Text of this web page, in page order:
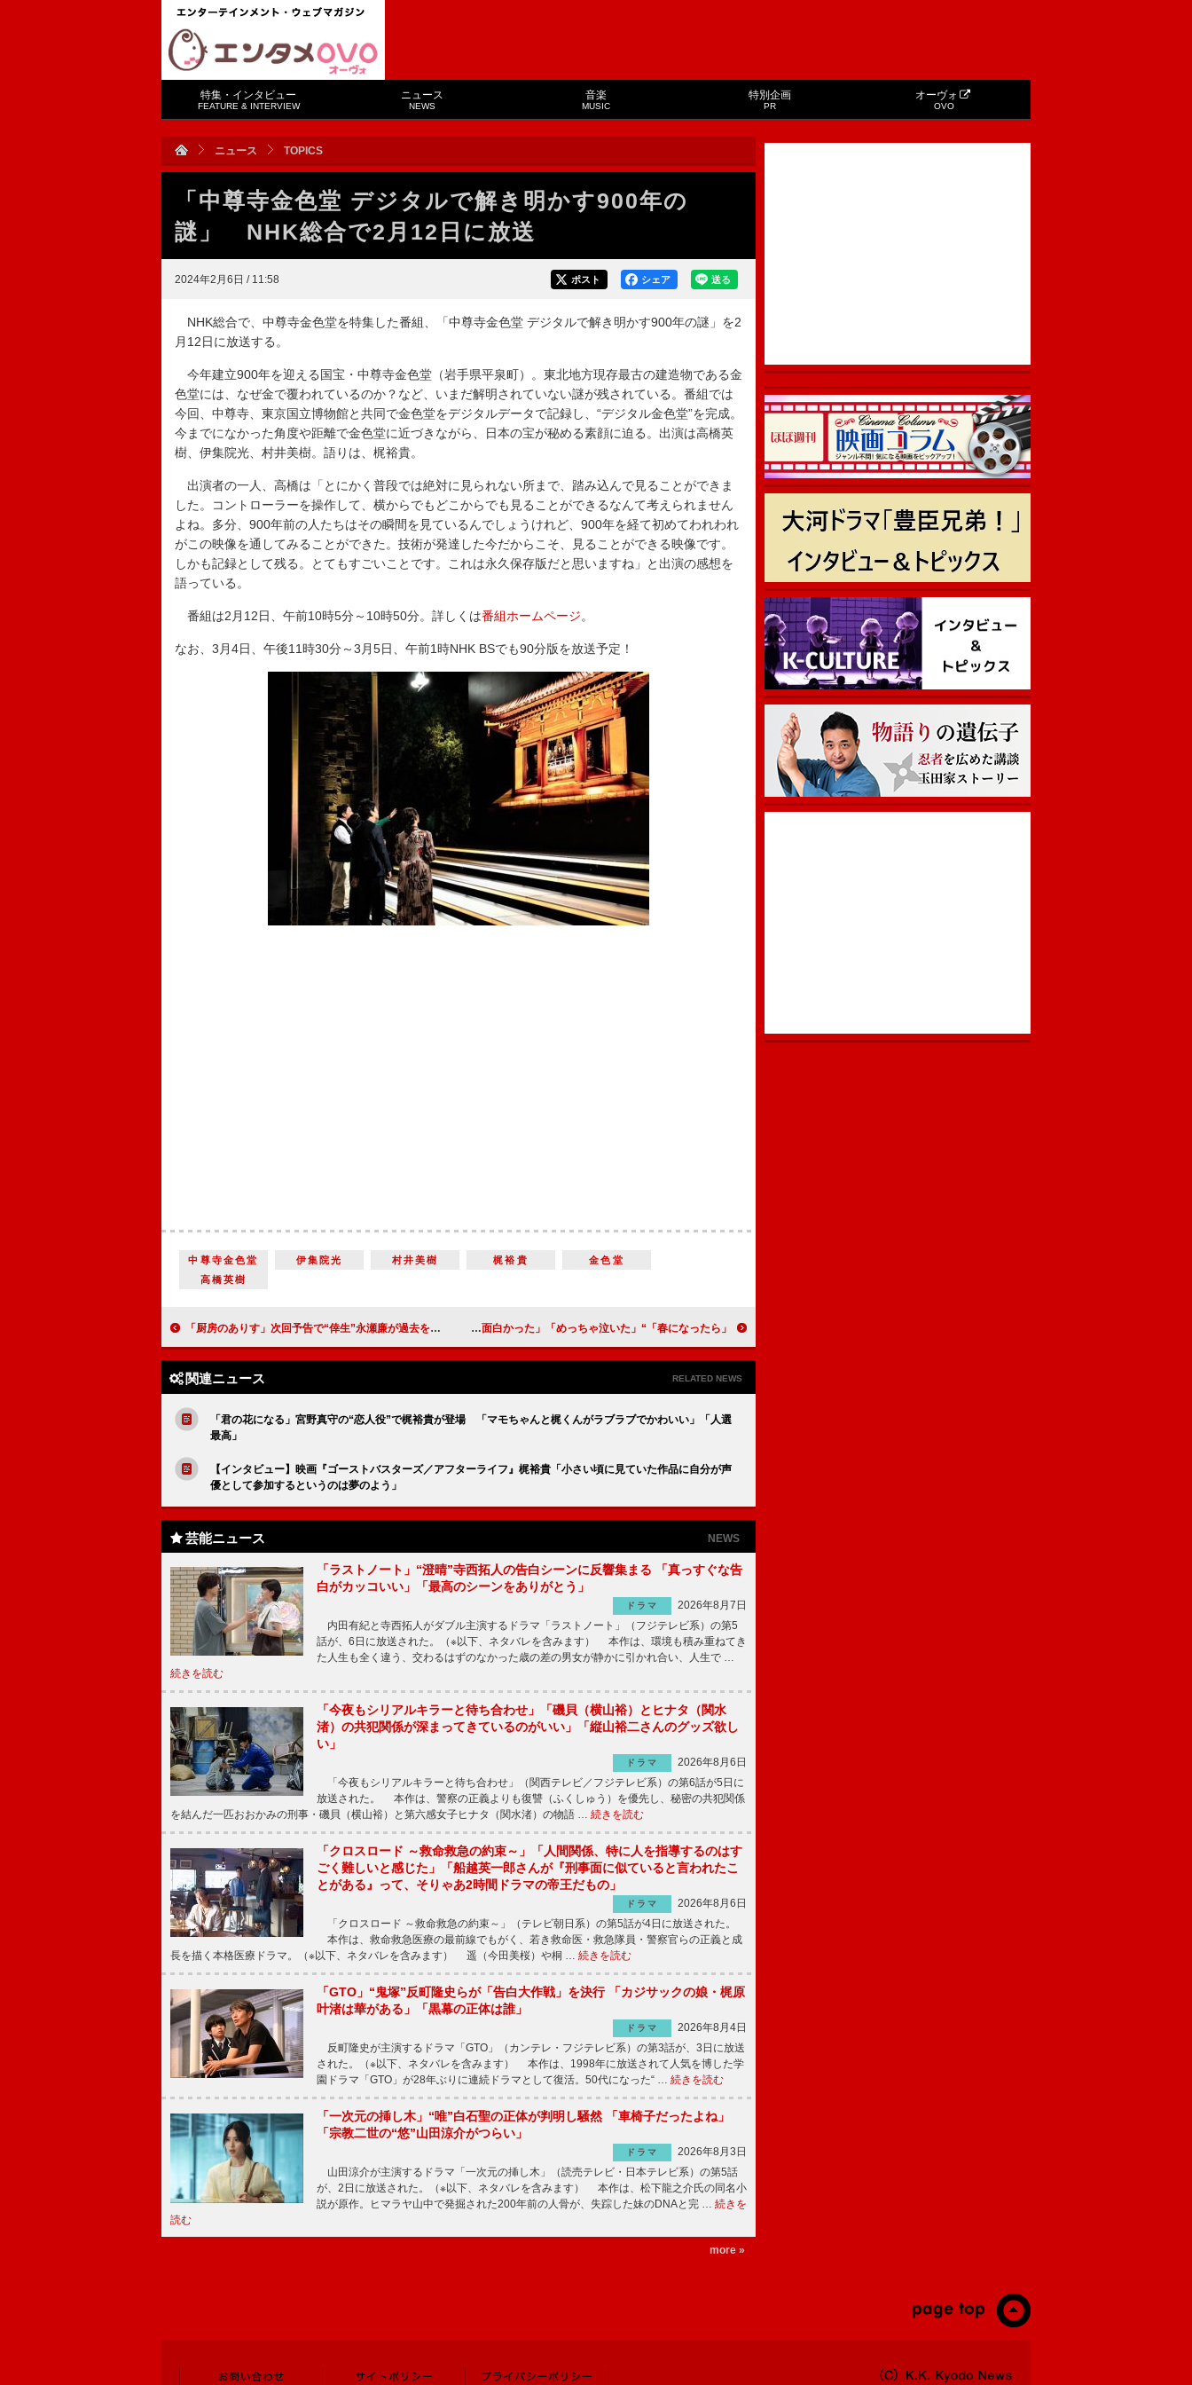
特集・インタビュー
FEATURE & INTERVIEW
ニュース
NEWS
音楽
MUSIC
特別企画
PR
オーヴォ
OVO
ニュース TOPICS
「中尊寺金色堂 デジタルで解き明かす900年の
謎」 NHK総合で2月12日に放送
2024年2月6日 / 11:58 送る
シェア
ポスト
NHK総合で、中尊寺金色堂を特集した番組、「中尊寺金色堂 デジタルで解き明かす900年の謎」を2
月12日に放送する。
今年建立900年を迎える国宝・中尊寺金色堂（岩手県平泉町）。東北地方現存最古の建造物である金
色堂には、なぜ金で覆われているのか？など、いまだ解明されていない謎が残されている。番組では
今回、中尊寺、東京国立博物館と共同で金色堂をデジタルデータで記録し、“デジタル金色堂”を完成。
今までになかった角度や距離で金色堂に近づきながら、日本の宝が秘める素顔に迫る。出演は高橋英
樹、伊集院光、村井美樹。語りは、梶裕貴。
出演者の一人、高橋は「とにかく普段では絶対に見られない所まで、踏み込んで見ることができま
した。コントローラーを操作して、横からでもどこからでも見ることができるなんて考えられません
よね。多分、900年前の人たちはその瞬間を見ているんでしょうけれど、900年を経て初めてわれわれ
がこの映像を通してみることができた。技術が発達した今だからこそ、見ることができる映像です。
しかも記録として残る。とてもすごいことです。これは永久保存版だと思いますね」と出演の感想を
語っている。
番組は2月12日、午前10時5分～10時50分。詳しくは番組ホームページ。
なお、3月4日、午後11時30分～3月5日、午前1時NHK BSでも90分版を放送予定！
中尊寺金色堂 伊集院光 村井美樹 梶裕貴
金色堂
高橋英樹
「厨房のありす」次回予告で“倖生”永瀬廉が過去を告白 「どんな過去があるのか楽しみ」「波乱は避けられない」 「春になったら」“雅彦”木梨憲武と“神”中井貴一の再会に反響 「ジジイのじゃれ合いや青春が面白かった」「めっちゃ泣いた」
関連ニュース RELATED NEWS
「君の花になる」宮野真守の“恋人役”で梶裕貴が登場 「マモちゃんと梶くんがラブラブでかわいい」「人選
最高」
【インタビュー】映画『ゴーストバスターズ／アフターライフ』梶裕貴「小さい頃に見ていた作品に自分が声
優として参加するというのは夢のよう」
芸能ニュース NEWS
「ラストノート」“澄晴”寺西拓人の告白シーンに反響集まる 「真っすぐな告
白がカッコいい」「最高のシーンをありがとう」
ドラマ
2026年8月7日
内田有紀と寺西拓人がダブル主演するドラマ「ラストノート」（フジテレビ系）の第5
話が、6日に放送された。（※以下、ネタバレを含みます） 本作は、環境も積み重ねてき
た人生も全く違う、交わるはずのなかった歳の差の男女が静かに引かれ合い、人生で …
続きを読む
「今夜もシリアルキラーと待ち合わせ」「磯貝（横山裕）とヒナタ（関水
渚）の共犯関係が深まってきているのがいい」「縦山裕二さんのグッズ欲し
い」
ドラマ
2026年8月6日
「今夜もシリアルキラーと待ち合わせ」（関西テレビ／フジテレビ系）の第6話が5日に
放送された。 本作は、警察の正義よりも復讐（ふくしゅう）を優先し、秘密の共犯関係
を結んだ一匹おおかみの刑事・磯貝（横山裕）と第六感女子ヒナタ（関水渚）の物語 … 続きを読む
「クロスロード ～救命救急の約束～」「人間関係、特に人を指導するのはす
ごく難しいと感じた」「船越英一郎さんが『刑事面に似ていると言われたこ
とがある』って、そりゃあ2時間ドラマの帝王だもの」
ドラマ
2026年8月6日
「クロスロード ～救命救急の約束～」（テレビ朝日系）の第5話が4日に放送された。
本作は、救命救急医療の最前線でもがく、若き救命医・救急隊員・警察官らの正義と成
長を描く本格医療ドラマ。（※以下、ネタバレを含みます） 遥（今田美桜）や桐 … 続きを読む
「GTO」“鬼塚”反町隆史らが「告白大作戦」を決行 「カジサックの娘・梶原
叶渚は華がある」「黒幕の正体は誰」
ドラマ
2026年8月4日
反町隆史が主演するドラマ「GTO」（カンテレ・フジテレビ系）の第3話が、3日に放送
された。（※以下、ネタバレを含みます） 本作は、1998年に放送されて人気を博した学
園ドラマ「GTO」が28年ぶりに連続ドラマとして復活。50代になった“ … 続きを読む
「一次元の挿し木」“唯”白石聖の正体が判明し騒然 「車椅子だったよね」
「宗教二世の“悠”山田涼介がつらい」
ドラマ
2026年8月3日
山田涼介が主演するドラマ「一次元の挿し木」（読売テレビ・日本テレビ系）の第5話
が、2日に放送された。（※以下、ネタバレを含みます） 本作は、松下龍之介氏の同名小
説が原作。ヒマラヤ山中で発掘された200年前の人骨が、失踪した妹のDNAと完 … 続きを
読む
more »